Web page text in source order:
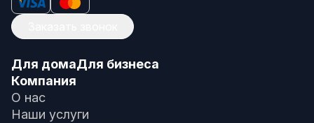
Для домаДля бизнеса
Компания
О нас
Наши услуги